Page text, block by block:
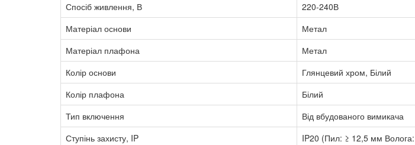
Спосіб живлення, В
220-240В
Матеріал основи
Метал
Матеріал плафона
Метал
Колір основи
Глянцевий хром, Білий
Колір плафона
Білий
Тип включення
Від вбудованого вимикача
Ступінь захисту, IP
IP20 (Пил: ≥ 12,5 мм Волога: